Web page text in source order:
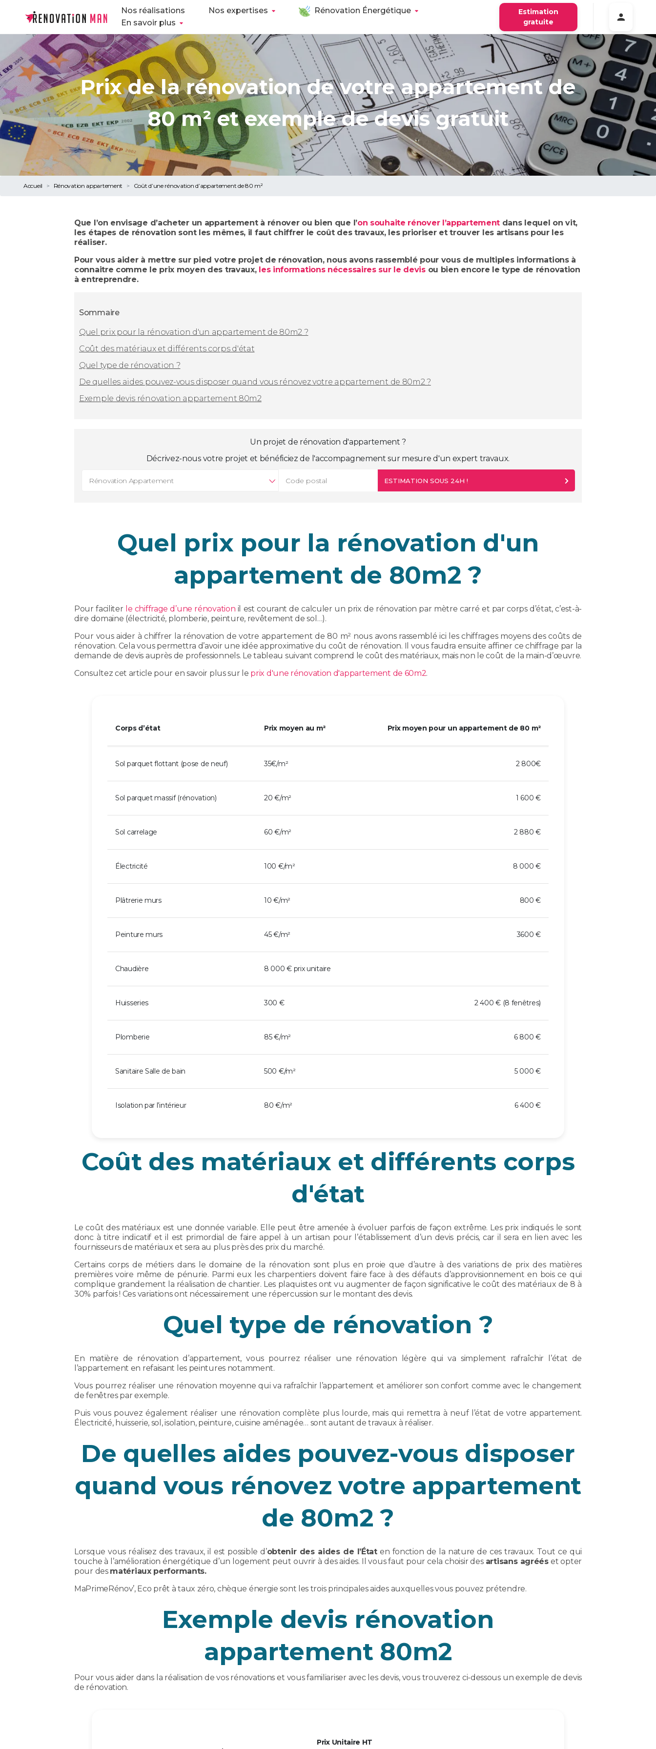
Nos réalisations Nos expertises
Rénovation Énergétique
En savoir plus
Estimation
gratuite
Prix de la rénovation de votre appartement de
80 m² et exemple de devis gratuit
Accueil Rénovation appartement Coût d’une rénovation d’appartement de 80 m²
Que l’on envisage d’acheter un appartement à rénover ou bien que l’on souhaite rénover l’appartement dans lequel on vit,
les étapes de rénovation sont les mêmes, il faut chiffrer le coût des travaux, les prioriser et trouver les artisans pour les
réaliser.
Pour vous aider à mettre sur pied votre projet de rénovation, nous avons rassemblé pour vous de multiples informations à
connaitre comme le prix moyen des travaux, les informations nécessaires sur le devisou bien encore le type de rénovation
à entreprendre.
Sommaire
Quel prix pour la rénovation d'un appartement de 80m2 ?
Coût des matériaux et différents corps d'état
Quel type de rénovation ?
De quelles aides pouvez-vous disposer quand vous rénovez votre appartement de 80m2 ?
Exemple devis rénovation appartement 80m2
Un projet de rénovation d'appartement ?
Décrivez-nous votre projet et bénéficiez de l'accompagnement sur mesure d'un expert travaux.
Rénovation Appartement ESTIMATION SOUS 24H !
Quel prix pour la rénovation d'un
appartement de 80m2 ?
Pour faciliter le chiffrage d’une rénovation il est courant de calculer un prix de rénovation par mètre carré et par corps d’état, c’est-à-
dire domaine (électricité, plomberie, peinture, revêtement de sol…).
Pour vous aider à chiffrer la rénovation de votre appartement de 80 m² nous avons rassemblé ici les chiffrages moyens des coûts de
rénovation. Cela vous permettra d’avoir une idée approximative du coût de rénovation. Il vous faudra ensuite affiner ce chiffrage par la
demande de devis auprès de professionnels. Le tableau suivant comprend le coût des matériaux, mais non le coût de la main-d’œuvre.
Consultez cet article pour en savoir plus sur le prix d'une rénovation d'appartement de 60m2.
Corps d’état Prix moyen au m² Prix moyen pour un appartement de 80 m²
Sol parquet flottant (pose de neuf) 35€/m² 2 800€
Sol parquet massif (rénovation) 20 €/m² 1 600 €
Sol carrelage 60 €/m² 2 880 €
Électricité 100 €/m² 8 000 €
Plâtrerie murs 10 €/m² 800 €
Peinture murs 45 €/m² 3600 €
Chaudière 8 000 € prix unitaire
Huisseries 300 € 2 400 € (8 fenêtres)
Plomberie 85 €/m² 6 800 €
Sanitaire Salle de bain 500 €/m² 5 000 €
Isolation par l’intérieur 80 €/m² 6 400 €
Coût des matériaux et différents corps
d'état
Le coût des matériaux est une donnée variable. Elle peut être amenée à évoluer parfois de façon extrême. Les prix indiqués le sont
donc à titre indicatif et il est primordial de faire appel à un artisan pour l’établissement d’un devis précis, car il sera en lien avec les
fournisseurs de matériaux et sera au plus près des prix du marché.
Certains corps de métiers dans le domaine de la rénovation sont plus en proie que d’autre à des variations de prix des matières
premières voire même de pénurie. Parmi eux les charpentiers doivent faire face à des défauts d’approvisionnement en bois ce qui
complique grandement la réalisation de chantier. Les plaquistes ont vu augmenter de façon significative le coût des matériaux de 8 à
30% parfois ! Ces variations ont nécessairement une répercussion sur le montant des devis.
Quel type de rénovation ?
En matière de rénovation d’appartement, vous pourrez réaliser une rénovation légère qui va simplement rafraîchir l’état de
l’appartement en refaisant les peintures notamment.
Vous pourrez réaliser une rénovation moyenne qui va rafraîchir l’appartement et améliorer son confort comme avec le changement
de fenêtres par exemple.
Puis vous pouvez également réaliser une rénovation complète plus lourde, mais qui remettra à neuf l’état de votre appartement.
Électricité, huisserie, sol, isolation, peinture, cuisine aménagée… sont autant de travaux à réaliser.
De quelles aides pouvez-vous disposer
quand vous rénovez votre appartement
de 80m2 ?
Lorsque vous réalisez des travaux, il est possible d’obtenir des aides de l’Étaten fonction de la nature de ces travaux. Tout ce qui
touche à l’amélioration énergétique d’un logement peut ouvrir à des aides. Il vous faut pour cela choisir des artisans agrééset opter
pour des matériaux performants.
MaPrimeRénov’, Eco prêt à taux zéro, chèque énergie sont les trois principales aides auxquelles vous pouvez prétendre.
Exemple devis rénovation
appartement 80m2
Pour vous aider dans la réalisation de vos rénovations et vous familiariser avec les devis, vous trouverez ci-dessous un exemple de devis
de rénovation.
Prix Unitaire HT